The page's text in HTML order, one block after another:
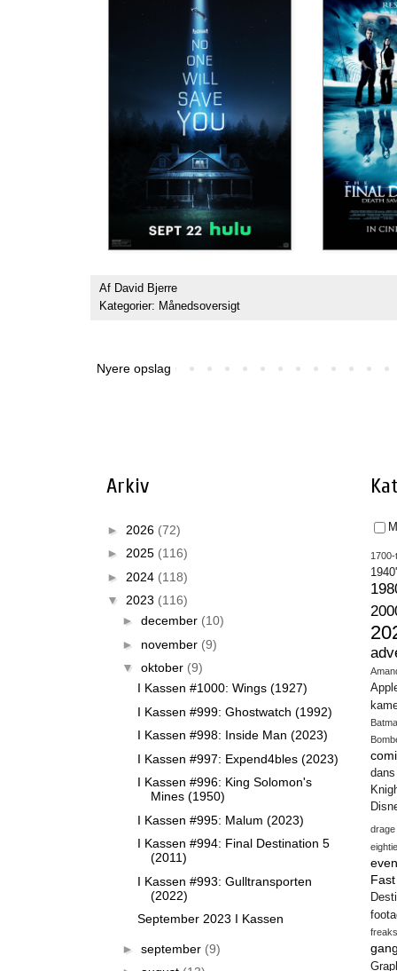
Af David Bjerre
Kategorier: Månedsoversigt
Nyere opslag
Arkiv
► 2026 (72)
► 2025 (116)
► 2024 (118)
▼ 2023 (116)
► december (10)
► november (9)
▼ oktober (9)
I Kassen #1000: Wings (1927)
I Kassen #999: Ghostwatch (1992)
I Kassen #998: Inside Man (2023)
I Kassen #997: Expend4bles (2023)
I Kassen #996: King Solomon's
Mines (1950)
I Kassen #995: Malum (2023)
I Kassen #994: Final Destination 5
(2011)
I Kassen #993: Gulltransporten
(2022)
September 2023 I Kassen
► september (9)
1700-
dans
drage
freaks